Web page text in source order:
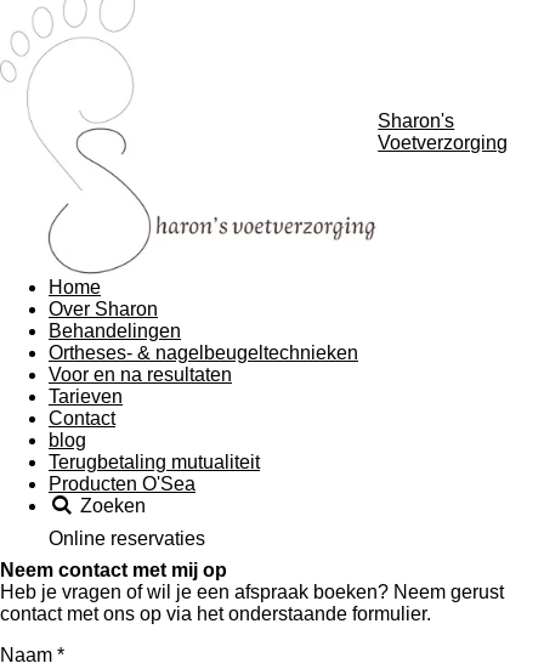
Sharon's
Voetverzorging
Home
Over Sharon
Behandelingen
Ortheses- & nagelbeugeltechnieken
Voor en na resultaten
Tarieven
Contact
blog
Terugbetaling mutualiteit
Producten O'Sea
Zoeken
Online reservaties
Neem contact met mij op
Heb je vragen of wil je een afspraak boeken? Neem gerust
contact met ons op via het onderstaande formulier.
Naam *